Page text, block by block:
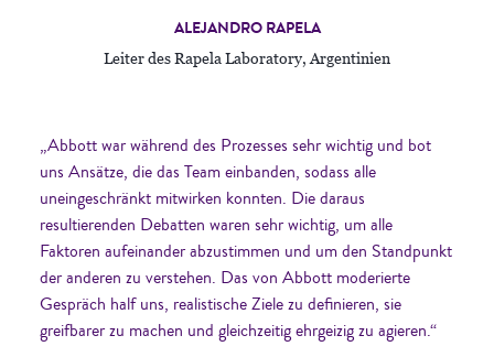
ALEJANDRO RAPELA
Leiter des Rapela Laboratory, Argentinien
„Abbott war während des Prozesses sehr wichtig und bot
uns Ansätze, die das Team einbanden, sodass alle
uneingeschränkt mitwirken konnten. Die daraus
resultierenden Debatten waren sehr wichtig, um alle
Faktoren aufeinander abzustimmen und um den Standpunkt
der anderen zu verstehen. Das von Abbott moderierte
Gespräch half uns, realistische Ziele zu definieren, sie
greifbarer zu machen und gleichzeitig ehrgeizig zu agieren.“